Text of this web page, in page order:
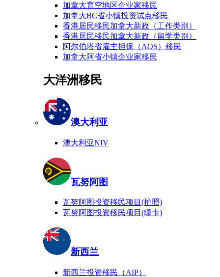
加拿大育空地区企业家移民
加拿大BC省小镇投资试点移民
香港居民移民加拿大新政（工作类别）
香港居民移民加拿大新政（留学类别）
阿尔伯塔省雇主担保（AOS）移民
加拿大阿省小镇企业家移民
大洋洲移民
澳大利亚
澳大利亚NIV
瓦努阿图
瓦努阿图投资移民项目(护照)
瓦努阿图投资移民项目(绿卡)
新西兰
新西兰投资移民（AIP）